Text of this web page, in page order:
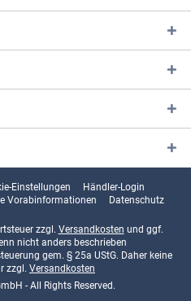
Einstellungen
Händler-Login
Vorabinformationen Datenschutz
zzgl. Versandkosten und ggf.
nicht anders beschrieben
gem. § 25a UStG. Daher keine
zzgl. Versandkosten
- All Rights Reserved.